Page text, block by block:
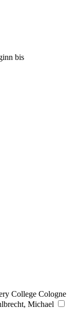
bis
College Cologne
Michael